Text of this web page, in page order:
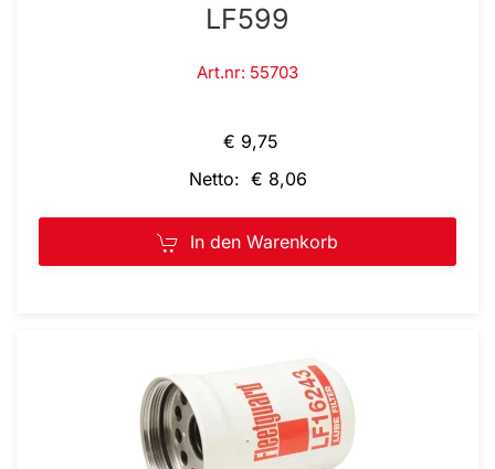
LF599
Art.nr: 55703
€ 9,75
Netto: € 8,06
In den Warenkorb